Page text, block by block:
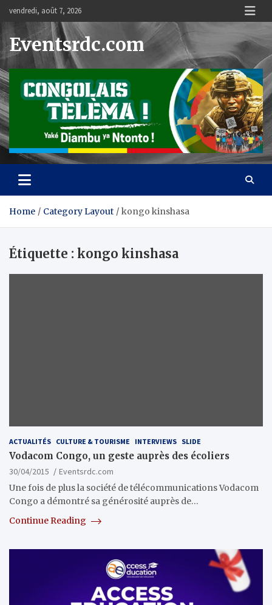
content
vendredi, août 7, 2026
Eventsrdc.com
Home Category Layout kongo kinshasa
Étiquette : kongo kinshasa
ACTUALITÉS CULTURE & TOURISME INTERVIEWS SLIDE
Vodacom Congo, un geste auprès des écoliers
30/04/2015
Eventsrdc.com
Une fois de plus la société de télécommunications Vodacom
Congo a démontré sa générosité auprès de…
Continue Reading